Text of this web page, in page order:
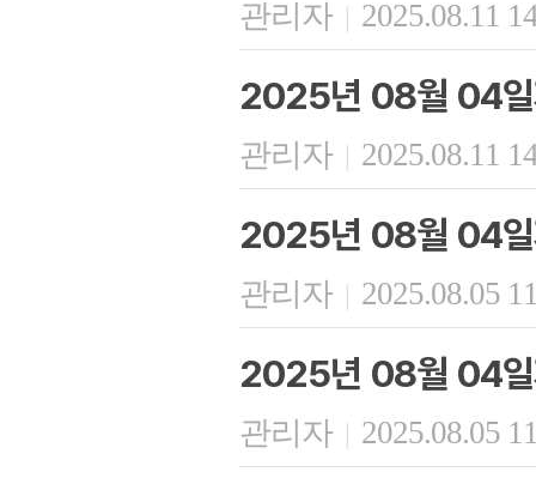
관리자 | 2025.08.11
2025년 08월 04일
관리자 | 2025.08.11
2025년 08월 04일
관리자 | 2025.08.05
2025년 08월 04일
관리자 | 2025.08.05